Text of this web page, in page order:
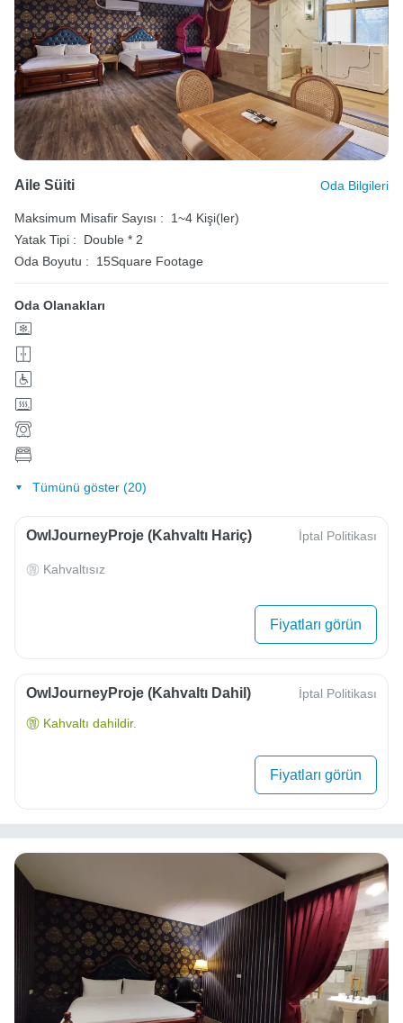
Aile Süiti Oda Bilgileri
Maksimum Misafir Sayısı :
1~4 Kişi(ler)
Yatak Tipi :
Double * 2
Oda Boyutu :
15Square Footage
Oda Olanakları
Tümünü göster (20)
OwlJourneyProje (Kahvaltı Hariç) İptal Politikası
Kahvaltısız
Fiyatları görün
OwlJourneyProje (Kahvaltı Dahil) İptal Politikası
Kahvaltı dahildir.
Fiyatları görün